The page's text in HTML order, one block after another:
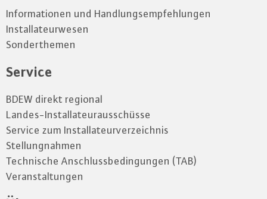
Informationen und Handlungsempfehlungen
Installateurwesen
Sonderthemen
Service
BDEW direkt regional
Landes-Installateurausschüsse
Service zum Installateurverzeichnis
Stellungnahmen
Technische Anschlussbedingungen (TAB)
Veranstaltungen